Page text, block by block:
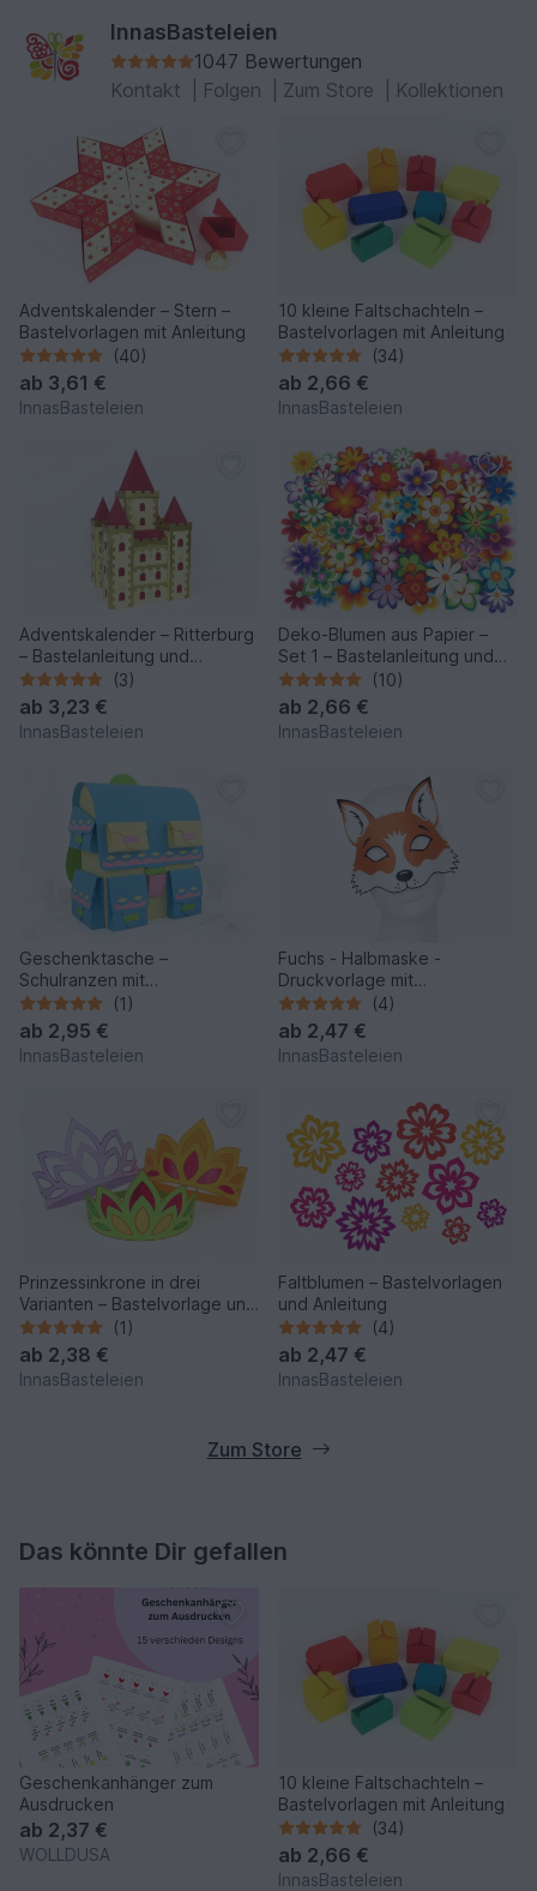
InnasBasteleien
1047 Bewertungen
Kontakt
Folgen Zum Store Kollektionen
Adventskalender – Stern –
Bastelvorlagen mit Anleitung
(40)
ab 3,61 €
InnasBasteleien
10 kleine Faltschachteln –
Bastelvorlagen mit Anleitung
(34)
ab 2,66 €
InnasBasteleien
Adventskalender – Ritterburg
– Bastelanleitung und
Vorlagen
(3)
ab 3,23 €
InnasBasteleien
Deko-Blumen aus Papier –
Set 1 – Bastelanleitung und
Vorlagen
(10)
ab 2,66 €
InnasBasteleien
Geschenktasche –
Schulranzen mit
Außentaschen –
Bastelvorlagen u. Anleitung
(1)
ab 2,95 €
InnasBasteleien
Fuchs - Halbmaske -
Druckvorlage mit
Kurzanleitung(4)
ab 2,47 €
InnasBasteleien
Prinzessinkrone in drei
Varianten – Bastelvorlage und
Anleitung
(1)
ab 2,38 €
InnasBasteleien
Faltblumen – Bastelvorlagen
und Anleitung
(4)
ab 2,47 €
InnasBasteleien
Zum Store
Das könnte Dir gefallen
Geschenkanhänger zum
Ausdrucken
ab 2,37 €
WOLLDUSA
10 kleine Faltschachteln –
Bastelvorlagen mit Anleitung
(34)
ab 2,66 €
InnasBasteleien